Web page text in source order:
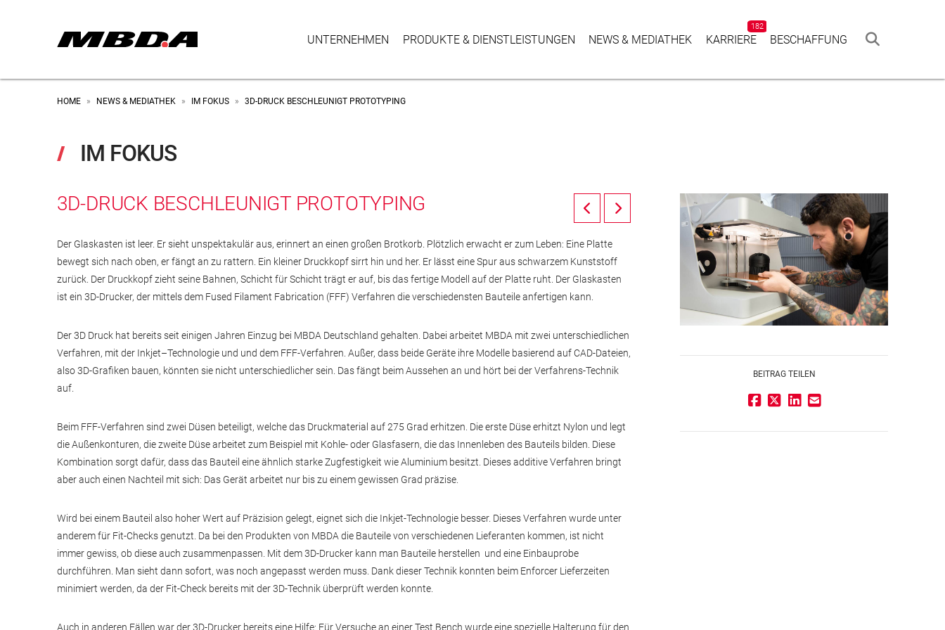
UNTER­NEHMEN PRODUKTE & DIENSTLEISTUNGEN NEWS & MEDIATHEK KAR­RIERE
182
BESCHAF­FUNG
HOME » NEWS & MEDIATHEK » IM FOKUS » 3D-DRUCK BESCHLEUNIGT PROTOTYPING
IM FOKUS
3D-DRUCK BESCHLEUNIGT PROTOTYPING
Der Glaskasten ist leer. Er sieht unspektakulär aus, erinnert an einen großen Brotkorb. Plötzlich erwacht er zum Leben: Eine Platte
bewegt sich nach oben, er fängt an zu rattern. Ein kleiner Druckkopf sirrt hin und her. Er lässt eine Spur aus schwarzem Kunststoff
zurück. Der Druckkopf zieht seine Bahnen, Schicht für Schicht trägt er auf, bis das fertige Modell auf der Platte ruht. Der Glaskasten
ist ein 3D-Drucker, der mittels dem Fused Filament Fabrication (FFF) Verfahren die verschiedensten Bauteile anfertigen kann.
Der 3D Druck hat bereits seit einigen Jahren Einzug bei MBDA Deutschland gehalten. Dabei arbeitet MBDA mit zwei unterschiedlichen
Verfahren, mit der Inkjet–Technologie und und dem FFF-Verfahren. Außer, dass beide Geräte ihre Modelle basierend auf CAD-Dateien,
also 3D-Grafiken bauen, könnten sie nicht unterschiedlicher sein. Das fängt beim Aussehen an und hört bei der Verfahrens-Technik
auf.
Beim FFF-Verfahren sind zwei Düsen beteiligt, welche das Druckmaterial auf 275 Grad erhitzen. Die erste Düse erhitzt Nylon und legt
die Außenkonturen, die zweite Düse arbeitet zum Beispiel mit Kohle- oder Glasfasern, die das Innenleben des Bauteils bilden. Diese
Kombination sorgt dafür, dass das Bauteil eine ähnlich starke Zugfestigkeit wie Aluminium besitzt. Dieses additive Verfahren bringt
aber auch einen Nachteil mit sich: Das Gerät arbeitet nur bis zu einem gewissen Grad präzise.
Wird bei einem Bauteil also hoher Wert auf Präzision gelegt, eignet sich die Inkjet-Technologie besser. Dieses Verfahren wurde unter
anderem für Fit-Checks genutzt. Da bei den Produkten von MBDA die Bauteile von verschiedenen Lieferanten kommen, ist nicht
immer gewiss, ob diese auch zusammenpassen. Mit dem 3D-Drucker kann man Bauteile herstellen und eine Einbauprobe
durchführen. Man sieht dann sofort, was noch angepasst werden muss. Dank dieser Technik konnten beim Enforcer Lieferzeiten
minimiert werden, da der Fit-Check bereits mit der 3D-Technik überprüft werden konnte.
Auch in anderen Fällen war der 3D-Drucker bereits eine Hilfe: Für Versuche an einer Test Bench wurde eine spezielle Halterung für den
BEITRAG TEILEN